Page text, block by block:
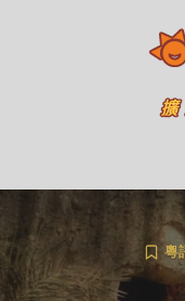
晴天下
粵